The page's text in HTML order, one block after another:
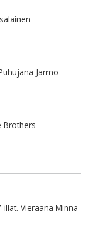
Jarmo
Brothers
illat. Vieraana Minna